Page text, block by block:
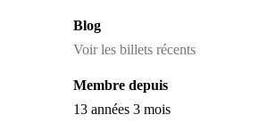
Blog
Voir les billets récents
Membre depuis
13 années 3 mois